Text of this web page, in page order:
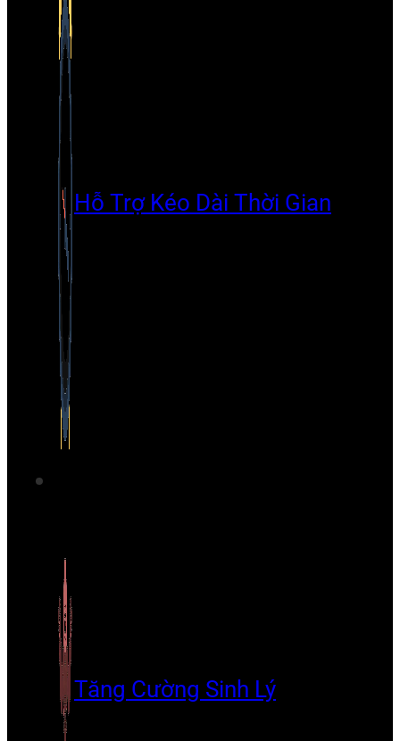
Hỗ Trợ Kéo Dài Thời Gian
Tăng Cường Sinh Lý